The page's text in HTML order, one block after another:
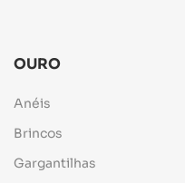
OURO
Anéis
Brincos
Gargantilhas